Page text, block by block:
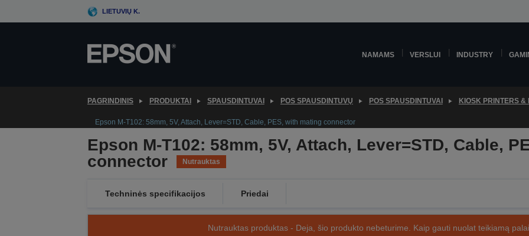
to
LIETUVIŲ K.
NAMAMS VERSLUI INDUSTRY
PAGRINDINIS PRODUKTAI SPAUSDINTUVAI POS SPAUSDINTUVŲ POS SPAUSDINTUVAI KIOSK PRINTERS &
Epson M-T102: 58mm, 5V, Attach, Lever=STD, Cable, PES, with mating connector
Epson M-T102: 58mm, 5V, Attach, Lever=STD, Cable,
connector
Nutrauktas
Techninės specifikacijos Priedai
Nutrauktas produktas - Deja, šio produkto nebeturime. Kaip gauti nuolat teikiamą